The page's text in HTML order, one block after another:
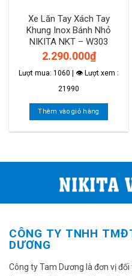
Xe Lăn Tay Xách Tay
Khung Inox Bánh Nhỏ
NIKITA NKT – W303
2.290.000₫
Lượt mua: 1060 | 👁 Lượt xem :
21990
Thêm vào giỏ hàng
CÔNG TY TNHH
DƯƠNG
Công ty Tam Dương là đơn vị